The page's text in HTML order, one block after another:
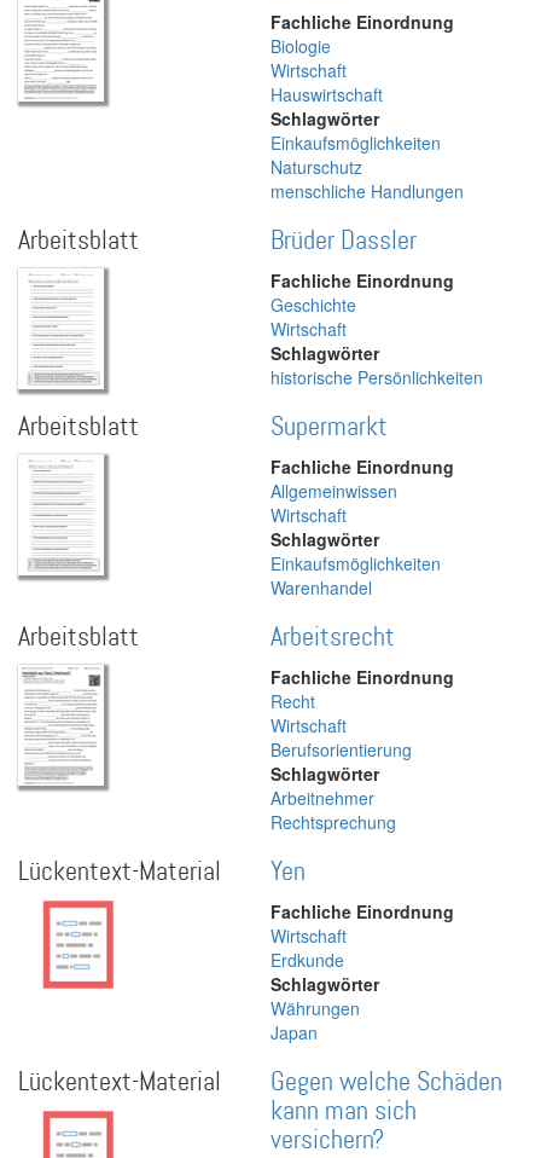
Fachliche Einordnung
Biologie
Wirtschaft
Hauswirtschaft
Schlagwörter
Einkaufsmöglichkeiten
Naturschutz
menschliche Handlungen
Arbeitsblatt Brüder Dassler
Fachliche Einordnung
Geschichte
Wirtschaft
Schlagwörter
historische Persönlichkeiten
Arbeitsblatt Supermarkt
Fachliche Einordnung
Allgemeinwissen
Wirtschaft
Schlagwörter
Einkaufsmöglichkeiten
Warenhandel
Arbeitsblatt Arbeitsrecht
Fachliche Einordnung
Recht
Wirtschaft
Berufsorientierung
Schlagwörter
Arbeitnehmer
Rechtsprechung
Lückentext-Material Yen
Fachliche Einordnung
Wirtschaft
Erdkunde
Schlagwörter
Währungen
Japan
Lückentext-Material
Gegen welche Schäden
kann man sich
versichern?